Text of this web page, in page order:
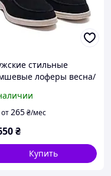
стильные
лоферы весна/
от265₴/мес
₴
Купить